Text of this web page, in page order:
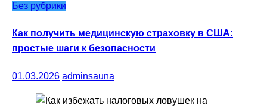
Без рубрики
Как получить медицинскую страховку в США:
простые шаги к безопасности
01.03.2026 adminsauna